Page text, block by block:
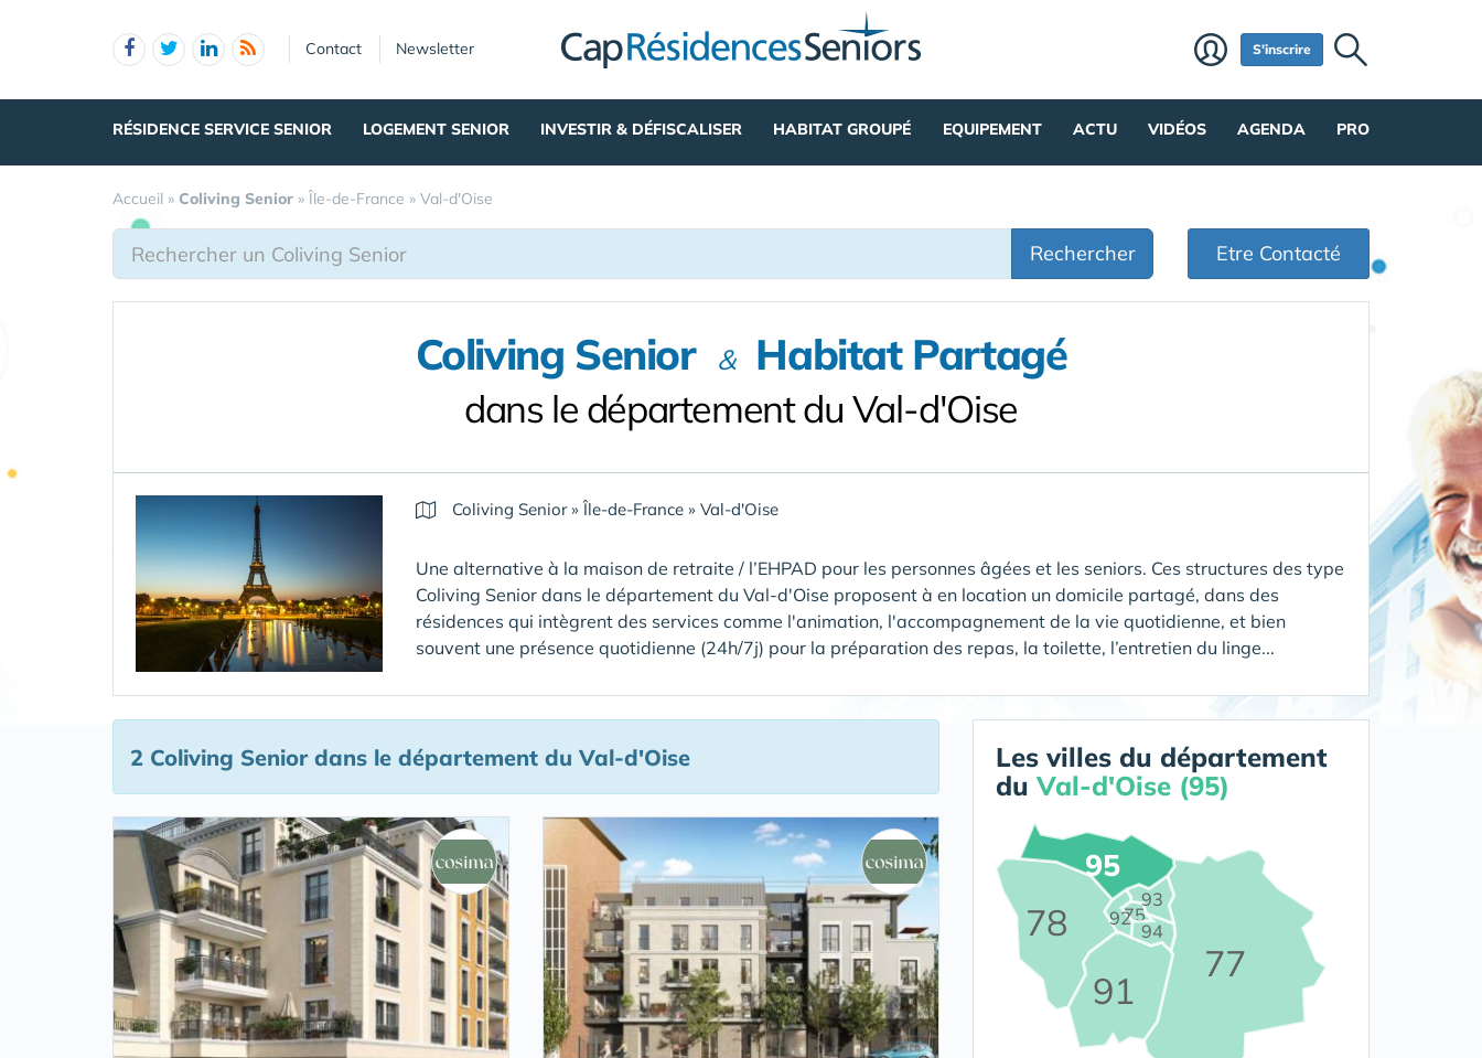
Contact Newsletter S'inscrire
RÉSIDENCE SERVICE SENIOR LOGEMENT SENIOR INVESTIR & DÉFISCALISER HABITAT GROUPÉ EQUIPEMENT ACTU VIDÉOS AGENDA PRO
Accueil » Coliving Senior » Île-de-France » Val-d'Oise
Rechercher Etre Contacté
Coliving Senior & Habitat Partagé
dans le département du Val-d'Oise
Coliving Senior»Île-de-France » Val-d'Oise
Une alternative à la maison de retraite / l’EHPAD pour les personnes âgées et les seniors. Ces structures des type
Coliving Senior dans le département du Val-d'Oise proposent à en location un domicile partagé, dans des
résidences qui intègrent des services comme l'animation, l'accompagnement de la vie quotidienne, et bien
souvent une présence quotidienne (24h/7j) pour la préparation des repas, la toilette, l’entretien du linge...
2 Coliving Seniordans le département du Val-d'Oise
Les villes du département
duVal-d'Oise (95)
75
77
78
91
92
93
94
95